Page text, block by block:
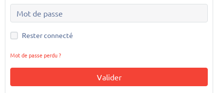
Rester connecté
Mot de passe perdu ?
Valider